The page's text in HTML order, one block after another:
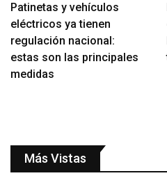
Patinetas y vehículos
eléctricos ya tienen
regulación nacional:
estas son las principales
medidas
Más Vistas